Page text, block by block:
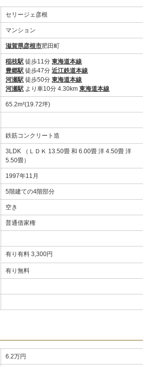
セリージェ彦根
マンション
滋賀県彦根市肥田町
稲枝駅 徒歩11分東海道本線
豊郷駅 徒歩47分近江鉄道本線
河瀬駅 徒歩50分東海道本線
河瀬駅 より車10分 4.30km東海道本線
65.2m²(19.72坪)
鉄筋コンクリート造
3LDK （ＬＤＫ 13.50畳 和 6.00畳 洋 4.50畳 洋
5.50畳）
1997年11月
5階建ての4階部分
空き
普通借家権
有り有料 3,300円
有り無料
6.2万円